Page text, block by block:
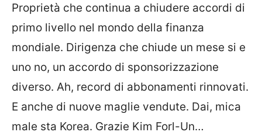
Proprietà che continua a chiudere accordi di
primo livello nel mondo della finanza
mondiale. Dirigenza che chiude un mese si e
uno no, un accordo di sponsorizzazione
diverso. Ah, record di abbonamenti rinnovati.
E anche di nuove maglie vendute. Dai, mica
male sta Korea. Grazie Kim Forl-Un…